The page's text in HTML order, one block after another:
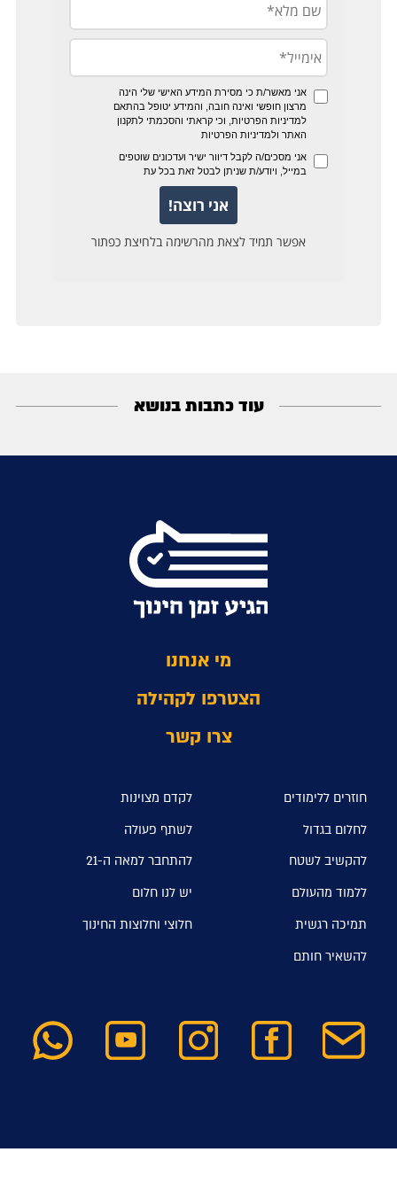
עוד כתבות בנושא
מי אנחנו
הצטרפו לקהילה
צרו קשר
חוזרים ללימודים
לקדם מצוינות
לחלום בגדול
לשתף פעולה
להקשיב לשטח
להתחבר למאה ה-21
ללמוד מהעולם
יש לנו חלום
תמיכה רגשית
חלוצי וחלוצות החינוך
להשאיר חותם